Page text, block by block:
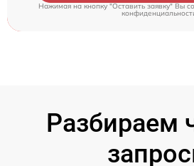
Нажимая на кнопку "Оставить заявку" Вы
Разбираем